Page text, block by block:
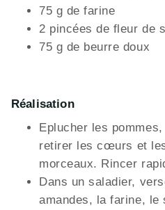
75 g de farine
2 pincées de fleur de
75 g de beurre doux
Réalisation
Eplucher les
retirer les cœurs et
morceaux. Rincer
Dans un saladier,
amandes, la farine, le